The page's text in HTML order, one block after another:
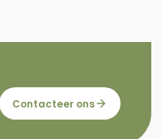
Contacteer ons